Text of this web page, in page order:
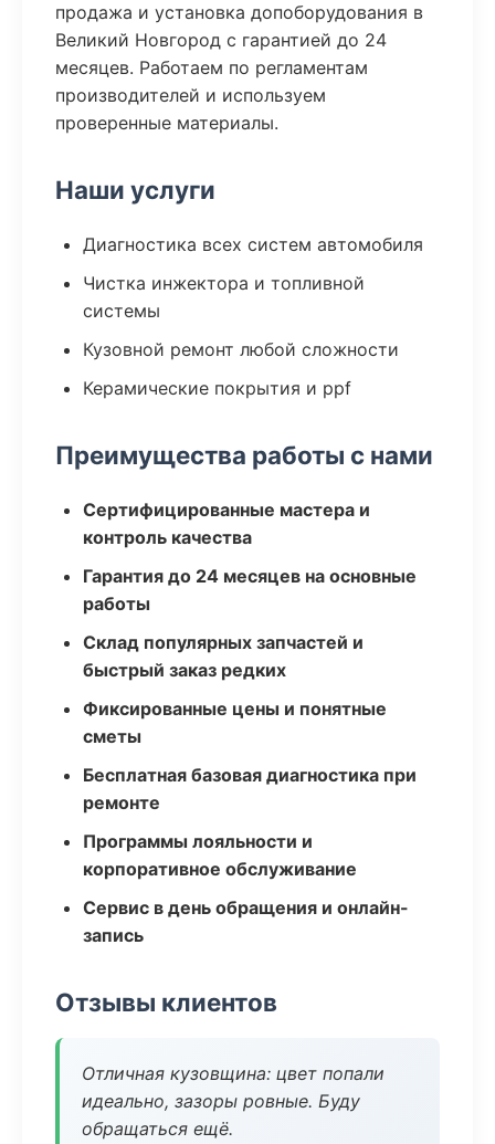
продажа и установка допоборудования в
Великий Новгород с гарантией до 24
месяцев. Работаем по регламентам
производителей и используем
проверенные материалы.
Наши услуги
Диагностика всех систем автомобиля
Чистка инжектора и топливной
системы
Кузовной ремонт любой сложности
Керамические покрытия и ppf
Преимущества работы с нами
Сертифицированные мастера и
контроль качества
Гарантия до 24 месяцев на основные
работы
Склад популярных запчастей и
быстрый заказ редких
Фиксированные цены и понятные
сметы
Бесплатная базовая диагностика при
ремонте
Программы лояльности и
корпоративное обслуживание
Сервис в день обращения и онлайн-
запись
Отзывы клиентов
Отличная кузовщина: цвет попали
идеально, зазоры ровные. Буду
обращаться ещё.